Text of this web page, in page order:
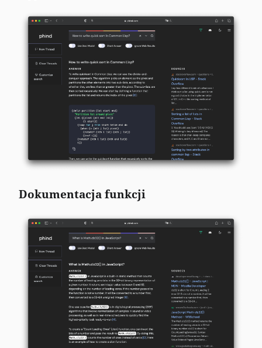
Dokumentacja funkcji